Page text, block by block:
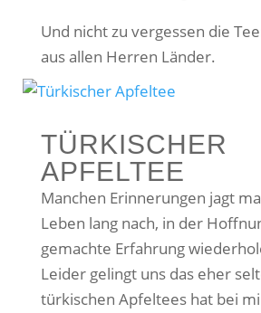
Und nicht zu vergessen die
aus allen Herren Länder.
TÜRKISCHER
APFELTEE
Manchen Erinnerungen jagt
Leben lang nach, in der
gemachte Erfahrung
Leider gelingt uns das eher
türkischen Apfeltees hat bei